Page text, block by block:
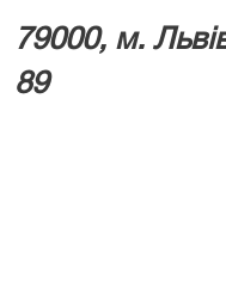
79000, м.
89